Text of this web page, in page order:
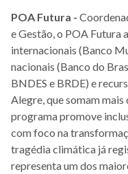
POA Futura -
e Gestão, o POA Futura
internacionais (Banco
nacionais (Banco do
BNDES e BRDE) e
Alegre, que somam
programa promove
com foco na
tragédia climática já
representa um dos